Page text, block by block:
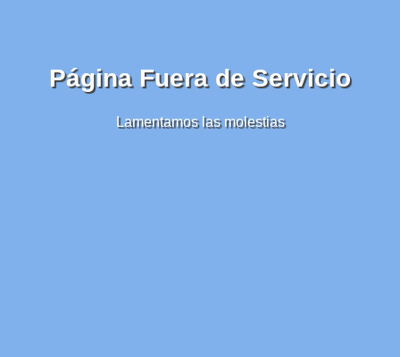
Página Fuera de Servicio
Lamentamos las molestias